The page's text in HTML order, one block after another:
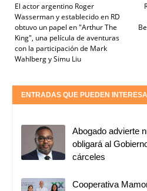
El actor argentino Roger
Wasserman y establecido en RD
obtuvo un papel en "Arthur The
King", una película de aventuras
con la participación de Mark
Wahlberg y Simu Liu
ENTRADAS QUE PUEDEN
Abogado advierte
obligará al
cárceles
Cooperativa